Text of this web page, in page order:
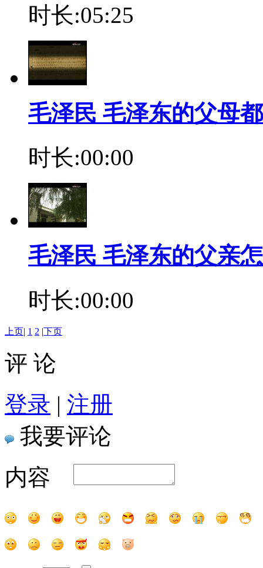
时长:05:25
毛泽民 毛泽东的父母
时长:00:00
毛泽民 毛泽东的父亲
时长:00:00
上页| 1 2 |下页
评 论
登录 | 注册
我要评论
内容